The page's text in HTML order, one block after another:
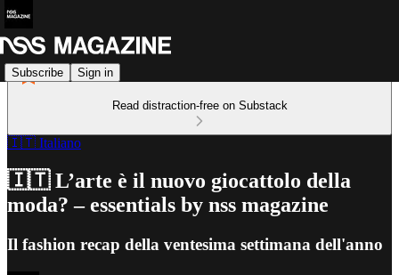
Subscribe Sign in
Read distraction-free on Substack
🇮🇹 Italiano
🇮🇹 L’arte è il nuovo giocattolo della
moda? – essentials by nss magazine
Il fashion recap della ventesima settimana dell'anno